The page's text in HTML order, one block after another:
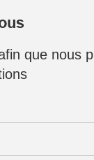
que nous